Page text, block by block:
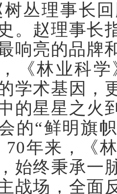
树丛理事长
。赵理事长
响亮的品牌
《林业科
学术基因，
的星星之火
的“鲜明旗
70年来，《
始终秉承一
战场，全面